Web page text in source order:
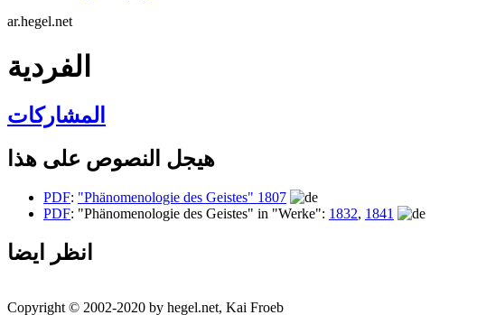
ar.hegel.net
الفردية
المشاركات
هيجل النصوص على هذا
PDF: "Phänomenologie des Geistes" 1807
PDF: "Phänomenologie des Geistes" in "Werke": 1832, 1841
انظر ايضا
Copyright © 2002-2020 by hegel.net, Kai Froeb